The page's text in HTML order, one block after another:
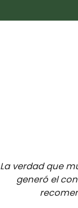
La verdad que
generó el